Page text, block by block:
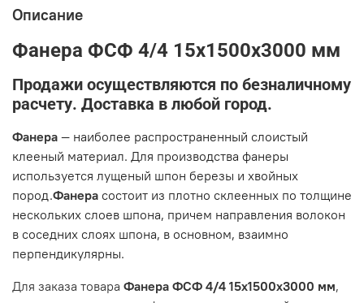
Описание
Фанера ФСФ 4/4 15х1500х3000 мм
Продажи осуществляются по безналичному
расчету. Доставка в любой город.
Фанера — наиболее распространенный слоистый
клееный материал. Для производства фанеры
используется лущеный шпон березы и хвойных
пород.Фанера состоит из плотно склеенных по толщине
нескольких слоев шпона, причем направления волокон
в соседних слоях шпона, в основном, взаимно
перпендикулярны.
Для заказа товара Фанера ФСФ 4/4 15х1500х3000 мм,